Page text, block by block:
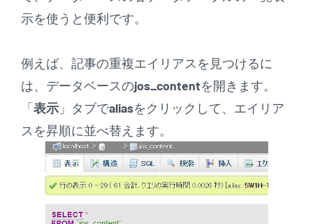
示を使うと便利です。
例えば、記事の重複エイリアスを見つけるに
は、データベースのjos_contentを開きます。
「表示 」タブでaliasをクリックして、エイリア
スを昇順に並べ替えます。